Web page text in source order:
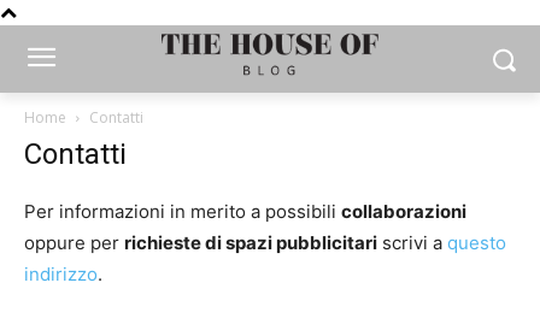
Home Contatti
Contatti
Per informazioni in merito a possibili collaborazioni
oppure per richieste di spazi pubblicitari scrivi a questo
indirizzo.